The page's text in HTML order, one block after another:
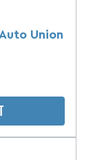
Union